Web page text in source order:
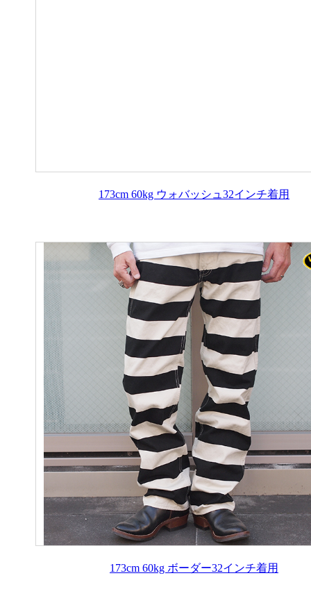
173cm 60kg ウォバッシュ32インチ着用
173cm 60kg ボーダー32インチ着用